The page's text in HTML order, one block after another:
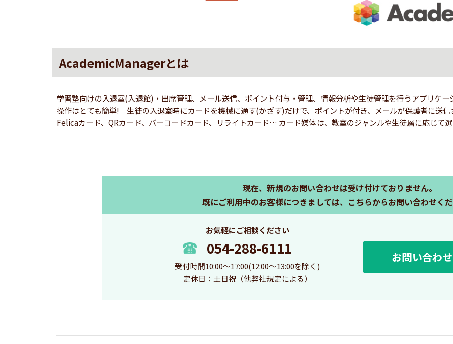
AcademicManagerとは
学習塾向けの入退室(入退館)・出席管理、メール送信、ポイント付与・管理、情報分析や生徒管理を行うアプリケー
操作はとても簡単! 生徒の入退室時にカードを機械に通す(かざす)だけで、ポイントが付き、メールが保護者に送信
Felicaカード、QRカード、バーコードカード、リライトカード… カード媒体は、教室のジャンルや生徒層に応じて選
現在、新規のお問い合わせは受け付けておりません。
既にご利用中のお客様につきましては、こちらからお問い合わせくだ
お気軽にご相談ください
054-288-6111
受付時間10:00～17:00(12:00～13:00を除く)
定休日：土日祝（他弊社規定による）
お問い合わ